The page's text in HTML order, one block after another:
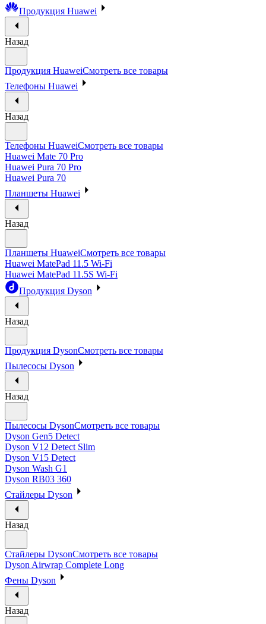
Продукция Huawei
Назад
Продукция HuaweiСмотреть все товары
Телефоны Huawei
Назад
Телефоны HuaweiСмотреть все товары
Huawei Mate 70 Pro
Huawei Pura 70 Pro
Huawei Pura 70
Планшеты Huawei
Назад
Планшеты HuaweiСмотреть все товары
Huawei MatePad 11.5 Wi-Fi
Huawei MatePad 11.5S Wi-Fi
Продукция Dyson
Назад
Продукция DysonСмотреть все товары
Пылесосы Dyson
Назад
Пылесосы DysonСмотреть все товары
Dyson Gen5 Detect
Dyson V12 Detect Slim
Dyson V15 Detect
Dyson Wash G1
Dyson RB03 360
Стайлеры Dyson
Назад
Стайлеры DysonСмотреть все товары
Dyson Airwrap Complete Long
Фены Dyson
Назад